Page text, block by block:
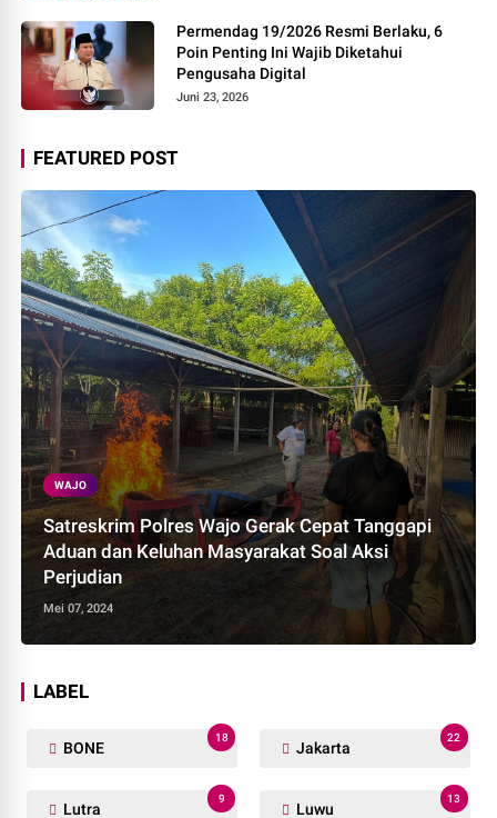
Permendag 19/2026 Resmi Berlaku, 6
Poin Penting Ini Wajib Diketahui
Pengusaha Digital
Juni 23, 2026
FEATURED POST
WAJO
Satreskrim Polres Wajo Gerak Cepat Tanggapi
Aduan dan Keluhan Masyarakat Soal Aksi
Perjudian
Mei 07, 2024
LABEL
BONE
18
Jakarta
22
Lutra
9
Luwu
13